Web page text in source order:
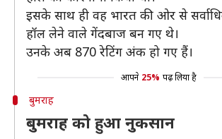
इसके साथ ही वह भारत की ओर से
हॉल लेने वाले गेंदबाज बन गए थे।
उनके अब 870 रेटिंग अंक हो गए हैं।
आपने 25% पढ़ लिया है
बुमराह
बुमराह को हुआ नुकसान